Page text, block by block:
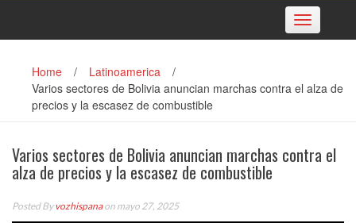
Toggle
navigation
Home / Latinoamerica
/
Varios sectores de Bolivia anuncian marchas contra el alza de
precios y la escasez de combustible
Varios sectores de Bolivia anuncian marchas contra el
alza de precios y la escasez de combustible
Posted Byvozhispanaon mayo 27, 2025